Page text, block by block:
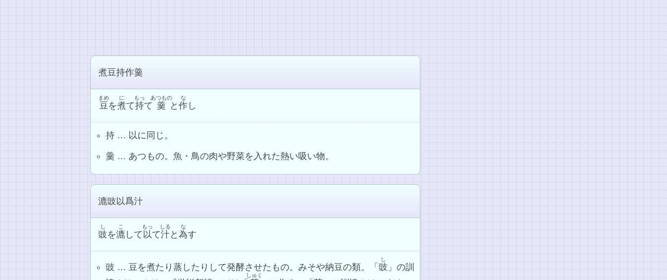
煮豆持作羹
豆
まめ
を煮
に
て持
もっ
て 羹
あつもの
と 作
な
し
持 … 以に同じ。
羹 … あつもの。魚・鳥の肉や野菜を入れた熱い吸い物。
漉豉以爲汁
豉
し
を漉
こ
して 以
もっ
て汁
しる
と 為
な
す
豉 … 豆を煮たり蒸したりして発酵させたもの。みそや納豆の類。「 豉
し
」の訓
しゅく